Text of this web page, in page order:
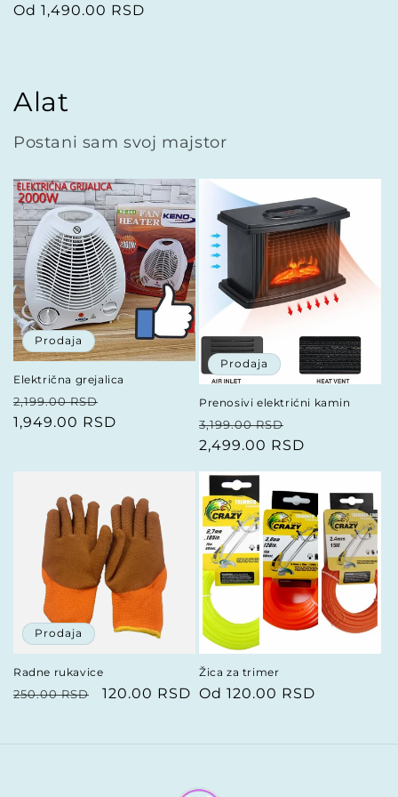
cena
cena
Od 1,490.00 RSD
Alat
Postani sam svoj majstor
Prodaja
Električna grejalica
Redovna
cena
2,199.00 RSD
cena
1,949.00 RSD
Prodaja
Prenosivi elektrićni kamin
Redovna
cena
3,199.00 RSD
cena
2,499.00 RSD
Prodaja
Radne rukavice
Redovna
250.00 RSD
Prodajna
120.00 RSD
Žica za trimer
Redovna
Od 120.00 RSD